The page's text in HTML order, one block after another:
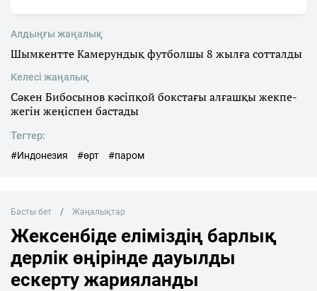
Алдыңғы жаңалық
Шымкентте Камерундық футболшы 8 жылға сотталды
Келесі жаңалық
Сәкен Бибосынов кәсіпқой бокстағы алғашқы жекпе-
жегін жеңіспен бастады
Тегтер:
#Индонезия #өрт #паром
Басты бет Жаңалықтар
Жексенбіде еліміздің барлық
дерлік өңірінде дауылды
ескерту жарияланды